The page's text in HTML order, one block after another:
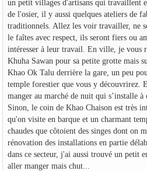
un petit villages d'artisans qui travaillent
de l'osier, il y aussi quelques ateliers de
traditionnels. Allez les voir travailler, ne
le faîtes avec respect, ils seront fiers ou
intéresser à leur travail. En ville, je vous
Khuha Sawan pour sa petite grotte mais
Khao Ok Talu derrière la gare, un peu
temple forestier que vous y découvrirez.
manger au marché de nuit qui s’installe à
Sinon, le coin de Khao Chaison est très
qu'on visite en barque et un charmant
chaudes que côtoient des singes dont on
rénovation des installations en partie
dans ce secteur, j'ai aussi trouvé un petit
aller manger mais chut...